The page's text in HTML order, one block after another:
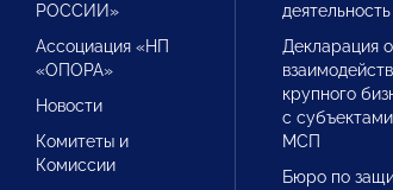
РОССИИ»
Ассоциация «НП
«ОПОРА»
Новости
Комитеты и
Комиссии
деятельность
Декларация о
крупного
с субъектами
МСП
Бюро по